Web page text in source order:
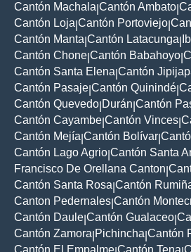
Cantón Machala Cantón Ambato
Cantón Loja Cantón Portoviejo
Cantón Manta Cantón Latacunga
Cantón Chone Cantón Babahoyo
Cantón Santa Elena Cantón
Cantón Pasaje Cantón Quinindé
Cantón Quevedo Durán Cantón
Cantón Cayambe Cantón Vinces
Cantón Mejía Cantón Bolívar
Cantón Lago Agrio Cantón Santa
Francisco De Orellana Canton
Cantón Santa Rosa Cantón
Canton Pedernales Cantón
Cantón Daule Cantón Gualaceo
Cantón Zamora Pichincha Cantón
Cantón El Empalme Cantón Tena